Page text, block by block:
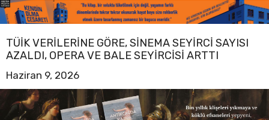
TÜİK VERILERINE GÖRE, SINEMA SEYIRCI SAYISI
AZALDI, OPERA VE BALE SEYIRCISI ARTTI
Haziran 9, 2026